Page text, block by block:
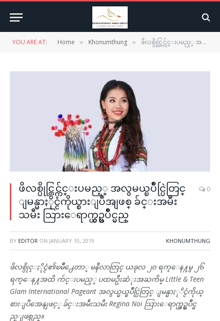
YOU ARE AT: Home » Khonumthung » ဖိလစ္ပိုင္တြင္က်င္းပမည့္ အလွမယ္ၿပိဳင္ပြဲတြင္ ျမန္မာႏိုင္ငံကိုယ္စားျပဳအျဖစ္ ခ်င္းအမ်ဴိးသမီး သြားေရာက္ယွဥ္ၿပိဳင္မည္
ဖိလစ္ပိုင္တြင္က်င္းပမည့္ အလွမယ္ၿပိဳင္ပြဲတြင္
ျမန္မာႏိုင္ငံကိုယ္စားျပဳအျဖစ္ ခ်င္းအမ်ဴိး
သမီး သြားေရာက္ယွဥ္ၿပိဳင္မည္
0
BY EDITOR ON JANUARY 10, 2019 KHONUMTHUNG
ဖိလစ္ပိုင္ႏိုင္ငံ၏ၿမိဳ႕ေတာ္ မနီလာတြင္ ယခုလ ၂၀ ရက္ေန႔မွ ၂၆
ရက္ေန႔အထိ က်င္းပမည့္ ပထမဦးဆံုးအႀကိမ္ Little & Teen
Glam International Pageant အလွယ္မယ္ၿပိဳင္ပြဲတြင္ ျမန္မာႏုိင္ငံကိုယ္
စားျပဳအေနျဖင့္ ခ်င္းအမ်ဴိးသမီး Regina Noi သြားေရာက္ယွဥ္ၿပိဳင္မ
ည္ျဖစ္သည္။